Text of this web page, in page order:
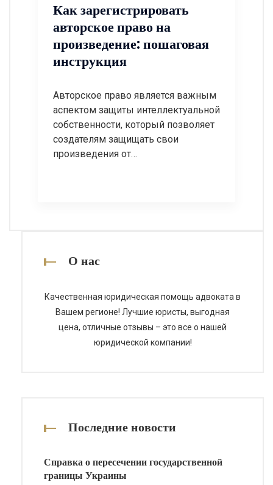
определяет права авторов, их
наследников и лиц, имеющих
лицензии на использование
произведений. Что такое авторское
Как зарегистрировать
авторское право на
произведение: пошаговая
инструкция
Авторское право является важным
аспектом защиты интеллектуальной
собственности, который позволяет
создателям защищать свои
произведения от
по этой теме. Что такое авторское
предоставляются создателю
оригинального произведения. […]
О нас
Качественная юридическая помощь адвоката в
Вашем регионе! Лучшие юристы, выгодная
цена, отличные отзывы – это все о нашей
юридической компании!
Последние новости
Справка о пересечении государственной
границы Украины